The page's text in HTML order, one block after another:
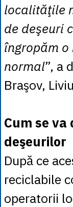
localităţile
de deşeuri
îngropăm
normal”, a
Braşov,
Cum se
deşeurilor
După ce
reciclabile
operatorii